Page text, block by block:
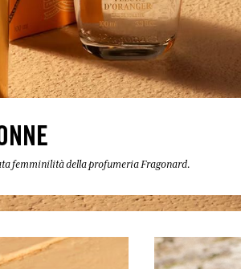
femminilità della profumeria Fragonard.